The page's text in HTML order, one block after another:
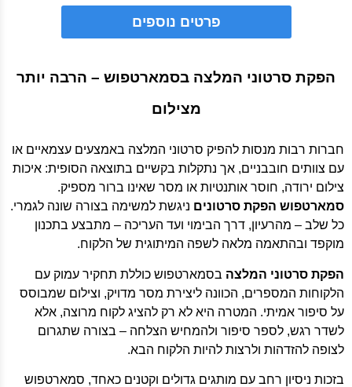
פרטים נוספים
הפקת סרטוני המלצה בסמארטפוש – הרבה יותר
מצילום
חברות רבות מנסות להפיק סרטוני המלצה באמצעים עצמאיים או
עם צוותים חובבניים, אך נתקלות בקשיים בתוצאה הסופית: איכות
צילום ירודה, חוסר אותנטיות או מסר שאינו ברור מספיק.
סמארטפוש הפקת סרטונים ניגשת למשימה בצורה שונה לגמרי.
כל שלב – מהרעיון, דרך הבימוי ועד העריכה – מתבצע בתכנון
מוקפד ובהתאמה מלאה לשפה המיתוגית של הלקוח.
הפקת סרטוני המלצה בסמארטפוש כוללת תחקיר עמוק עם
הלקוחות המספרים, הכוונה ליצירת מסר מדויק, וצילום שמבוסס
על סיפור אמיתי. המטרה היא לא רק להציג לקוח מרוצה, אלא
לשדר רגש, לספר סיפור ולהמחיש הצלחה – בצורה שתגרום
לצופה להזדהות ולרצות להיות הלקוח הבא.
בזכות ניסיון רחב עם מותגים גדולים וקטנים כאחד, סמארטפוש